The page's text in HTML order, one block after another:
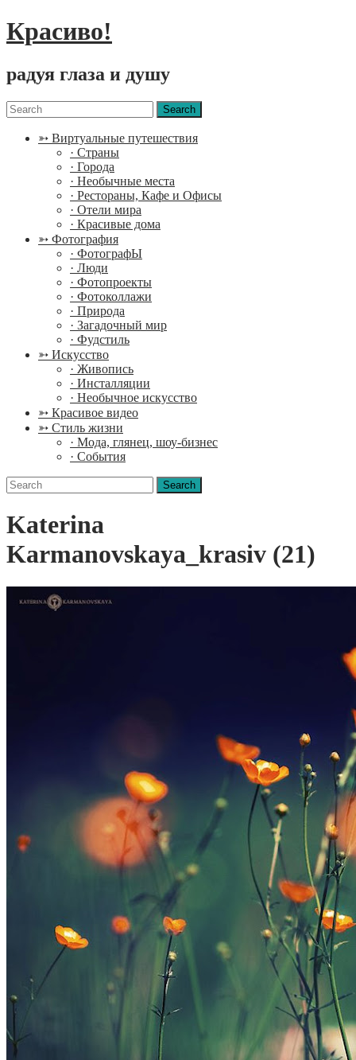
Красиво!
радуя глаза и душу
Menu
Search
for:
➳ Виртуальные путешествия
· Страны
· Города
· Необычные места
· Рестораны, Кафе и Офисы
· Отели мира
· Красивые дома
➳ Фотография
· ФотографЫ
· Люди
· Фотопроекты
· Фотоколлажи
· Природа
· Загадочный мир
· Фудстиль
➳ Искусство
· Живопись
· Инсталляции
· Необычное искусство
➳ Красивое видео
➳ Стиль жизни
· Мода, глянец, шоу-бизнес
· События
Search
for:
Katerina
Karmanovskaya_krasiv (21)